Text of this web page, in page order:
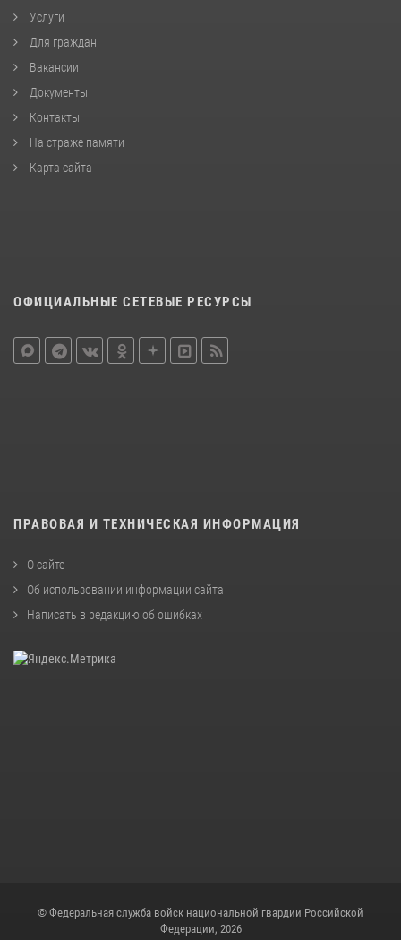
Услуги
Для граждан
Вакансии
Документы
Контакты
На страже памяти
Карта сайта
ОФИЦИАЛЬНЫЕ СЕТЕВЫЕ РЕСУРСЫ
ПРАВОВАЯ И ТЕХНИЧЕСКАЯ ИНФОРМАЦИЯ
О сайте
Об использовании информации сайта
Написать в редакцию об ошибках
© Федеральная служба войск национальной гвардии Российской
Федерации, 2026